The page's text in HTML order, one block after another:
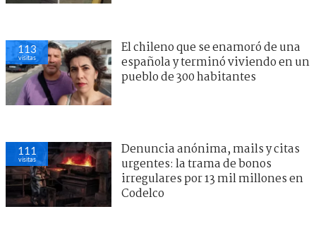
113
visitas
El chileno que se enamoró de una
española y terminó viviendo en un
pueblo de 300 habitantes
111
visitas
Denuncia anónima, mails y citas
urgentes: la trama de bonos
irregulares por 13 mil millones en
Codelco